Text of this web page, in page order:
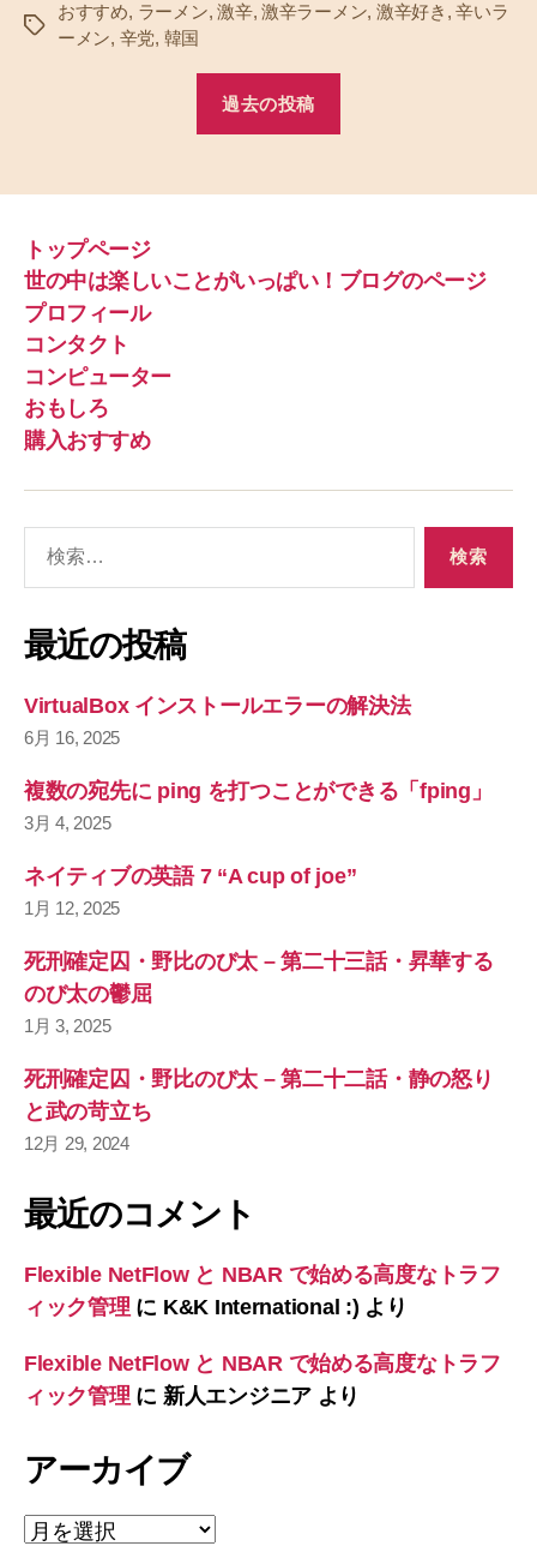
タ
おすすめ, ラーメン, 激辛, 激辛ラーメン, 激辛好き ,辛いラ
ーメン, 辛党, 韓国
過去の投稿
トップページ
世の中は楽しいことがいっぱい！ブログのページ
プロフィール
コンタクト
コンピューター
おもしろ
購入おすすめ
象
最近の投稿
VirtualBox インストールエラーの解決法
6月 16, 2025
複数の宛先に ping を打つことができる「fping」
3月 4, 2025
ネイティブの英語 7 “A cup of joe”
1月 12, 2025
死刑確定囚・野比のび太 – 第二十三話・昇華する
のび太の鬱屈
1月 3, 2025
死刑確定囚・野比のび太 – 第二十二話・静の怒り
と武の苛立ち
12月 29, 2024
最近のコメント
Flexible NetFlow と NBAR で始める高度なトラフ
ィック管理 に K&K International :) より
Flexible NetFlow と NBAR で始める高度なトラフ
ィック管理 に 新人エンジニアより
アーカイブ
ア
ー